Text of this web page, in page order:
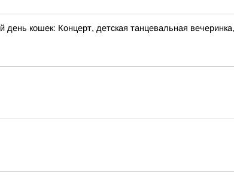
кошек: Концерт, детская танцевальная